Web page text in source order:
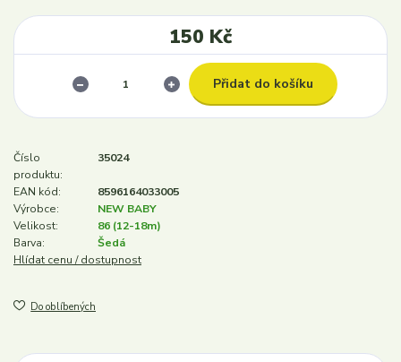
150 Kč
Přidat do košíku
Číslo
produktu:
35024
EAN kód:
8596164033005
Výrobce:
NEW BABY
Velikost:
86 (12-18m)
Barva:
Šedá
Hlídat cenu / dostupnost
Do oblíbených